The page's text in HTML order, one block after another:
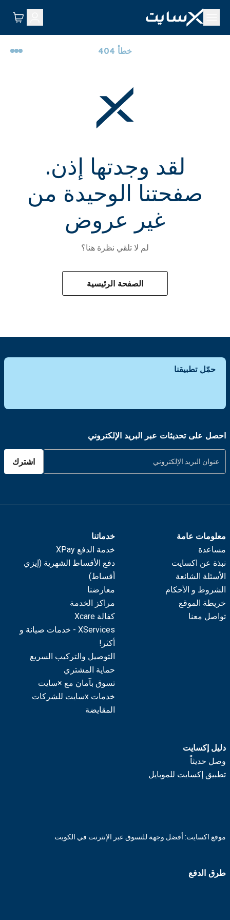
خطأ 404
لقد وجدتها إذن.
صفحتنا الوحيدة من
غير عروض
لم لا تلقي نظرة هنا؟
الصفحة الرئيسية
حمّل تطبيقنا
احصل على تحديثات عبر البريد الإلكتروني
اشترك
معلومات عامة
مساعدة
نبذة عن اكسايت
الأسئلة الشائعة
الشروط و الأحكام
خريطة الموقع
تواصل معنا
خدماتنا
خدمة الدفع XPay
دفع الأقساط الشهرية (إيزي
أقساط)
معارضنا
مراكز الخدمة
كفالة Xcare
XServices - خدمات صيانة و
أكثر!
التوصيل والتركيب السريع
حماية المشتري
تسوق بآمان مع ×سايت
خدمات xسايت للشركات
المقايضة
دليل إكسايت
وصل حديثاً
تطبيق إكسايت للموبايل
موقع اكسايت: أفضل وجهة للتسوق عبر الإنترنت في الكويت
طرق الدفع